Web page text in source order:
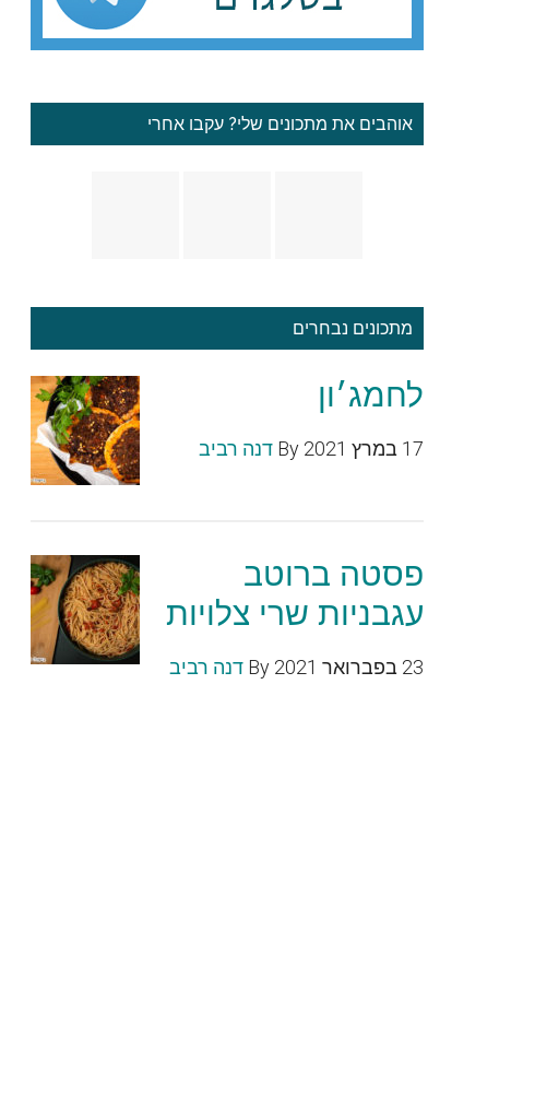
אוהבים את מתכונים שלי? עקבו אחרי
מתכונים נבחרים
לחמג׳ון
17 במרץ 2021 דנה רביב
פסטה ברוטב
עגבניות שרי צלויות
23 בפברואר 2021 דנה רביב